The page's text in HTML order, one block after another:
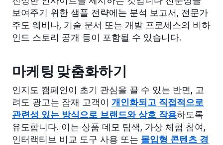
보여주기 위한 샘플 전략에는 분석 보고서, 전문가
주도 웨비나, 기술 문서 또는 개발 프로세스의 비하
인드 스토리 공개 등이 포함될 수 있습니다.
마케팅 맞춤화하기
인지도 캠페인이 초기 관심을 끌 수 있는 반면, 고
려도 광고는 잠재 고객이 개인화되고 직접적으로
관련성 있는 방식으로 브랜드와 상호 작용하도록
유도합니다. 이는 상품 데모 탐색, 가상 체험 참여,
인터랙티브 비교 도구 사용 또는 몰입형 콘텐츠 경